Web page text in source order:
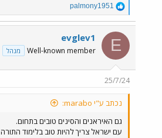
R
e
a
c
t
i
o
s
palmony1951
E
evglev1
Well-known member מנהל
25/7/24
נכתב ע"י marabo:
גם האיראנים והסינים טובים בתחום.
עם ישראל צריך להיות טוב בלימוד התורה